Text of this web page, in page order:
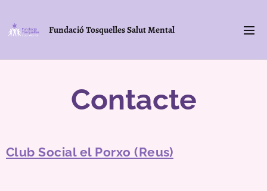
Fundació Tosquelles Salut Mental
Contacte
Club Social el Porxo (Reus)